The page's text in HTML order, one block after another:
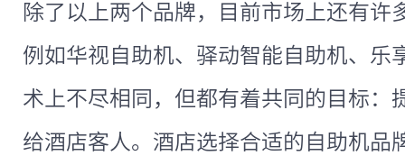
除了以上两个品牌，目前市场上还有许
例如华视自助机、驿动智能自助机、乐
术上不尽相同，但都有着共同的目标：
给酒店客人。酒店选择合适的自助机品